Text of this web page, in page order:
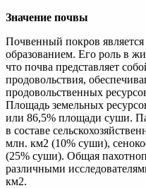
Значение почвы
Почвенный покров
образованием. Его роль в
что почва представляет
продовольствия,
продовольственных
Площадь земельных
или 86,5% площади суши.
в составе
млн. км2 (10% суши),
(25% суши). Общая
различными
км2.